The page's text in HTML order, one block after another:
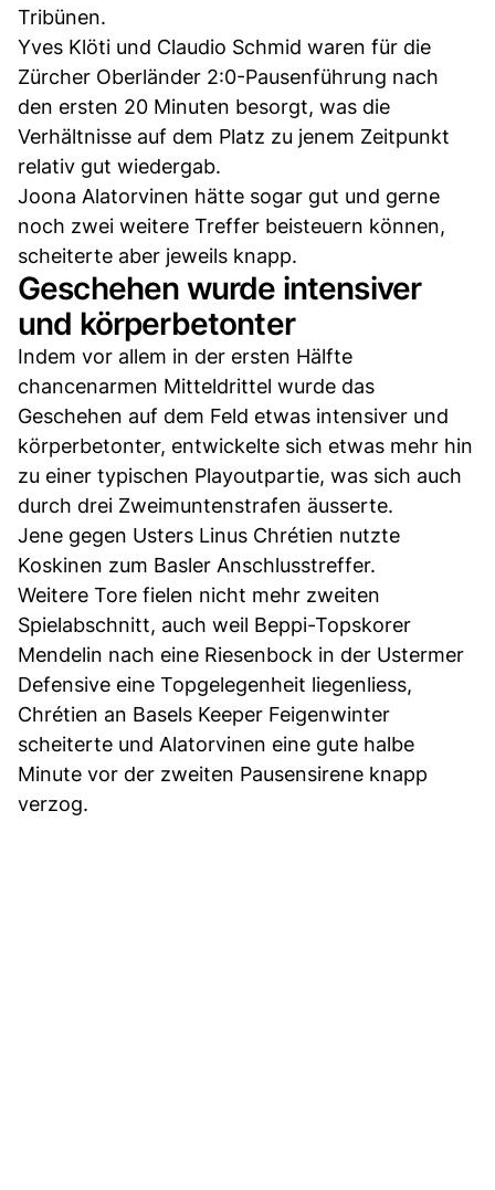
Tribünen.
Yves Klöti und Claudio Schmid waren für die
Zürcher Oberländer 2:0-Pausenführung nach
den ersten 20 Minuten besorgt, was die
Verhältnisse auf dem Platz zu jenem Zeitpunkt
relativ gut wiedergab.
Joona Alatorvinen hätte sogar gut und gerne
noch zwei weitere Treffer beisteuern können,
scheiterte aber jeweils knapp.
Geschehen wurde intensiver
und körperbetonter
Indem vor allem in der ersten Hälfte
chancenarmen Mitteldrittel wurde das
Geschehen auf dem Feld etwas intensiver und
körperbetonter, entwickelte sich etwas mehr hin
zu einer typischen Playoutpartie, was sich auch
durch drei Zweimuntenstrafen äusserte.
Jene gegen Usters Linus Chrétien nutzte
Koskinen zum Basler Anschlusstreffer.
Weitere Tore fielen nicht mehr zweiten
Spielabschnitt, auch weil Beppi-Topskorer
Mendelin nach eine Riesenbock in der Ustermer
Defensive eine Topgelegenheit liegenliess,
Chrétien an Basels Keeper Feigenwinter
scheiterte und Alatorvinen eine gute halbe
Minute vor der zweiten Pausensirene knapp
verzog.